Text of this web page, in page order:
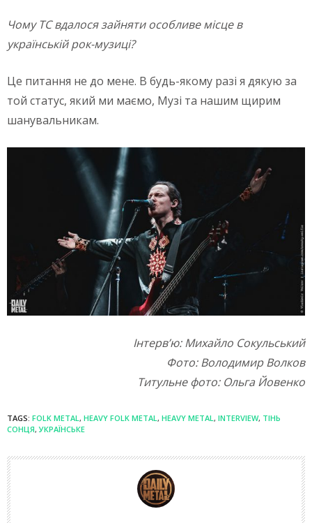
Чому ТС вдалося зайняти особливе місце в
українській рок-музиці?
Це питання не до мене. В будь-якому разі я дякую за
той статус, який ми маємо, Музі та нашим щирим
шанувальникам.
Інтерв’ю: Михайло Сокульський
Фото: Володимир Волков
Титульне фото: Ольга Йовенко
TAGS: FOLK METAL, HEAVY FOLK METAL, HEAVY METAL, INTERVIEW, ТІНЬ
СОНЦЯ,УКРАЇНСЬКЕ